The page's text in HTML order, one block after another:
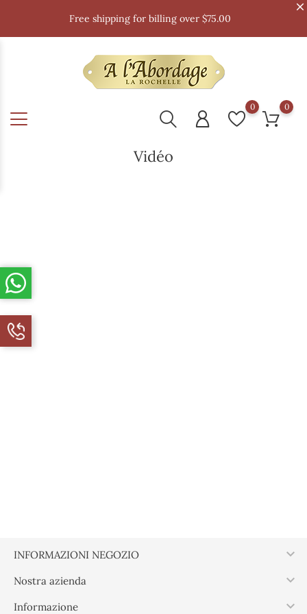
Free shipping for billing over $75.00
0 0
Vidéo
INFORMAZIONI NEGOZIO 
Nostra azienda 
Informazione 